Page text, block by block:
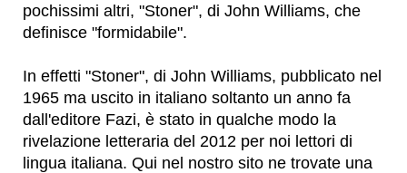
pochissimi altri, "Stoner", di John Williams, che
definisce "formidabile".
In effetti "Stoner", di John Williams, pubblicato nel
1965 ma uscito in italiano soltanto un anno fa
dall'editore Fazi, è stato in qualche modo la
rivelazione letteraria del 2012 per noi lettori di
lingua italiana. Qui nel nostro sito ne trovate una